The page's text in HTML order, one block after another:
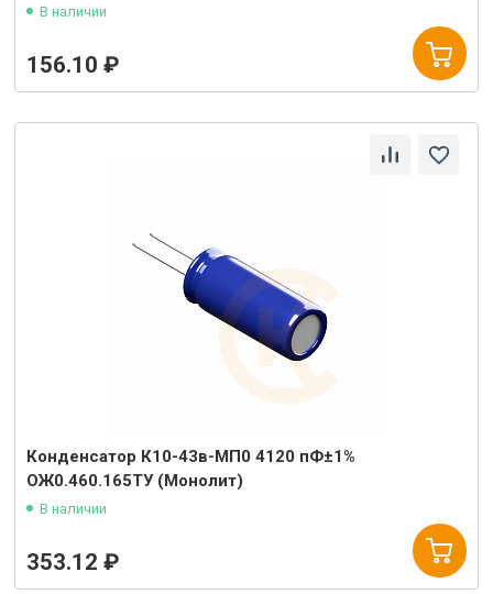
В наличии
156.10 ₽
Конденсатор К10-43в-МП0 4120 пФ±1%
ОЖ0.460.165ТУ (Монолит)
В наличии
353.12 ₽